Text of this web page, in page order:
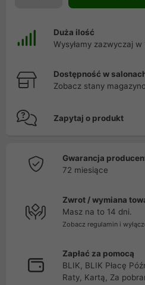
Duża ilość
Wysyłamy zazwyczaj w
Dostępność w
Zobacz stany
Zapytaj o produkt
Gwarancja
72 miesiące
Zwrot / wymiana
Masz na to 14 dni.
Zobacz regulamin i
Zapłać za pomocą
BLIK, BLIK Płacę
Raty, Kartą, Za